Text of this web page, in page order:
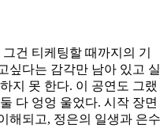
건 티케팅할 때까지의 기
싶다는 감각만 남아 있고 실
지 못 한다. 이 공연도 그랬
다 엉엉 울었다. 시작 장면
해되고, 정은의 일생과 은수